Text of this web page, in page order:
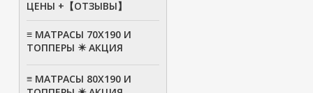
ЦЕНЫ +【ОТЗЫВЫ】
≡ МАТРАСЫ 70Х190 И
ТОППЕРЫ ✴️ АКЦИЯ
≡ МАТРАСЫ 80X190 И